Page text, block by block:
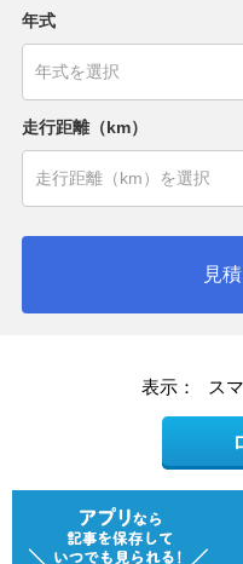
年式
走行距離（km）
見
表示： ス